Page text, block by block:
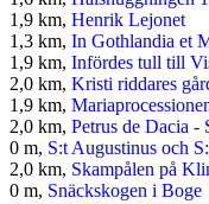
1,9 km, Henrik Lejonet
1,3 km, In Gothlandia et
1,9 km, Infördes tull till
2,0 km, Kristi riddares
1,9 km,
2,0 km, Petrus de Dacia -
0 m, S:t Augustinus och
2,0 km, Skampålen på
0 m, Snäckskogen i Boge